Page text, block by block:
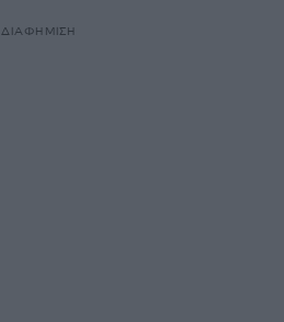
ΔΙΑΦΗΜΙΣΗ